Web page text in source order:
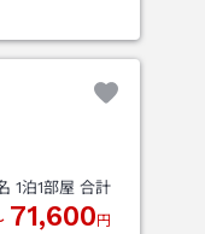
1泊1部屋 合計
71,600 円